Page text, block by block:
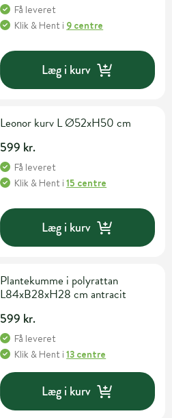
Få leveret
Klik & Hent i 9 centre
Læg i kurv
Leonor kurv L Ø52xH50 cm
599 kr.
Få leveret
Klik & Hent i15 centre
Læg i kurv
Plantekumme i polyrattan
L84xB28xH28 cm antracit
599 kr.
Få leveret
Klik & Hent i13 centre
Læg i kurv